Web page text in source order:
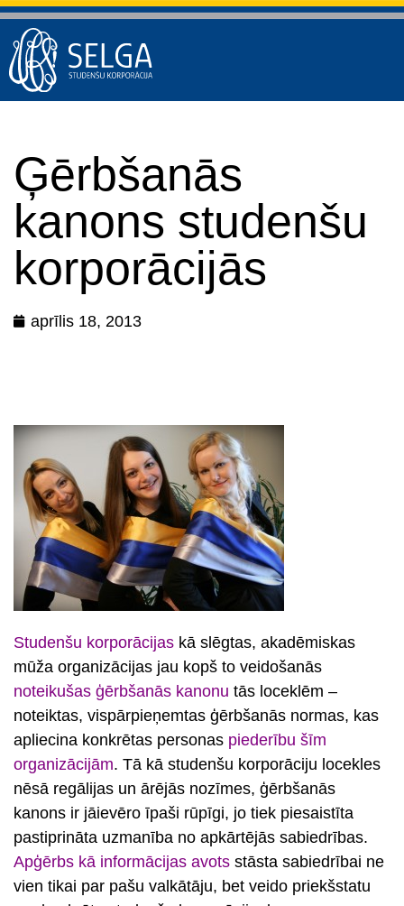
Ģērbšanās
kanons studenšu
korporācijās
aprīlis 18, 2013
Studenšu korporācijas kā slēgtas, akadēmiskas
mūža organizācijas jau kopš to veidošanās
noteikušas ģērbšanās kanonu tās loceklēm –
noteiktas, vispārpieņemtas ģērbšanās normas, kas
apliecina konkrētas personas piederību šīm
organizācijām. Tā kā studenšu korporāciju locekles
nēsā regālijas un ārējās nozīmes, ģērbšanās
kanons ir jāievēro īpaši rūpīgi, jo tiek piesaistīta
pastiprināta uzmanība no apkārtējās sabiedrības.
Apģērbs kā informācijas avots stāsta sabiedrībai ne
vien tikai par pašu valkātāju, bet veido priekšstatu